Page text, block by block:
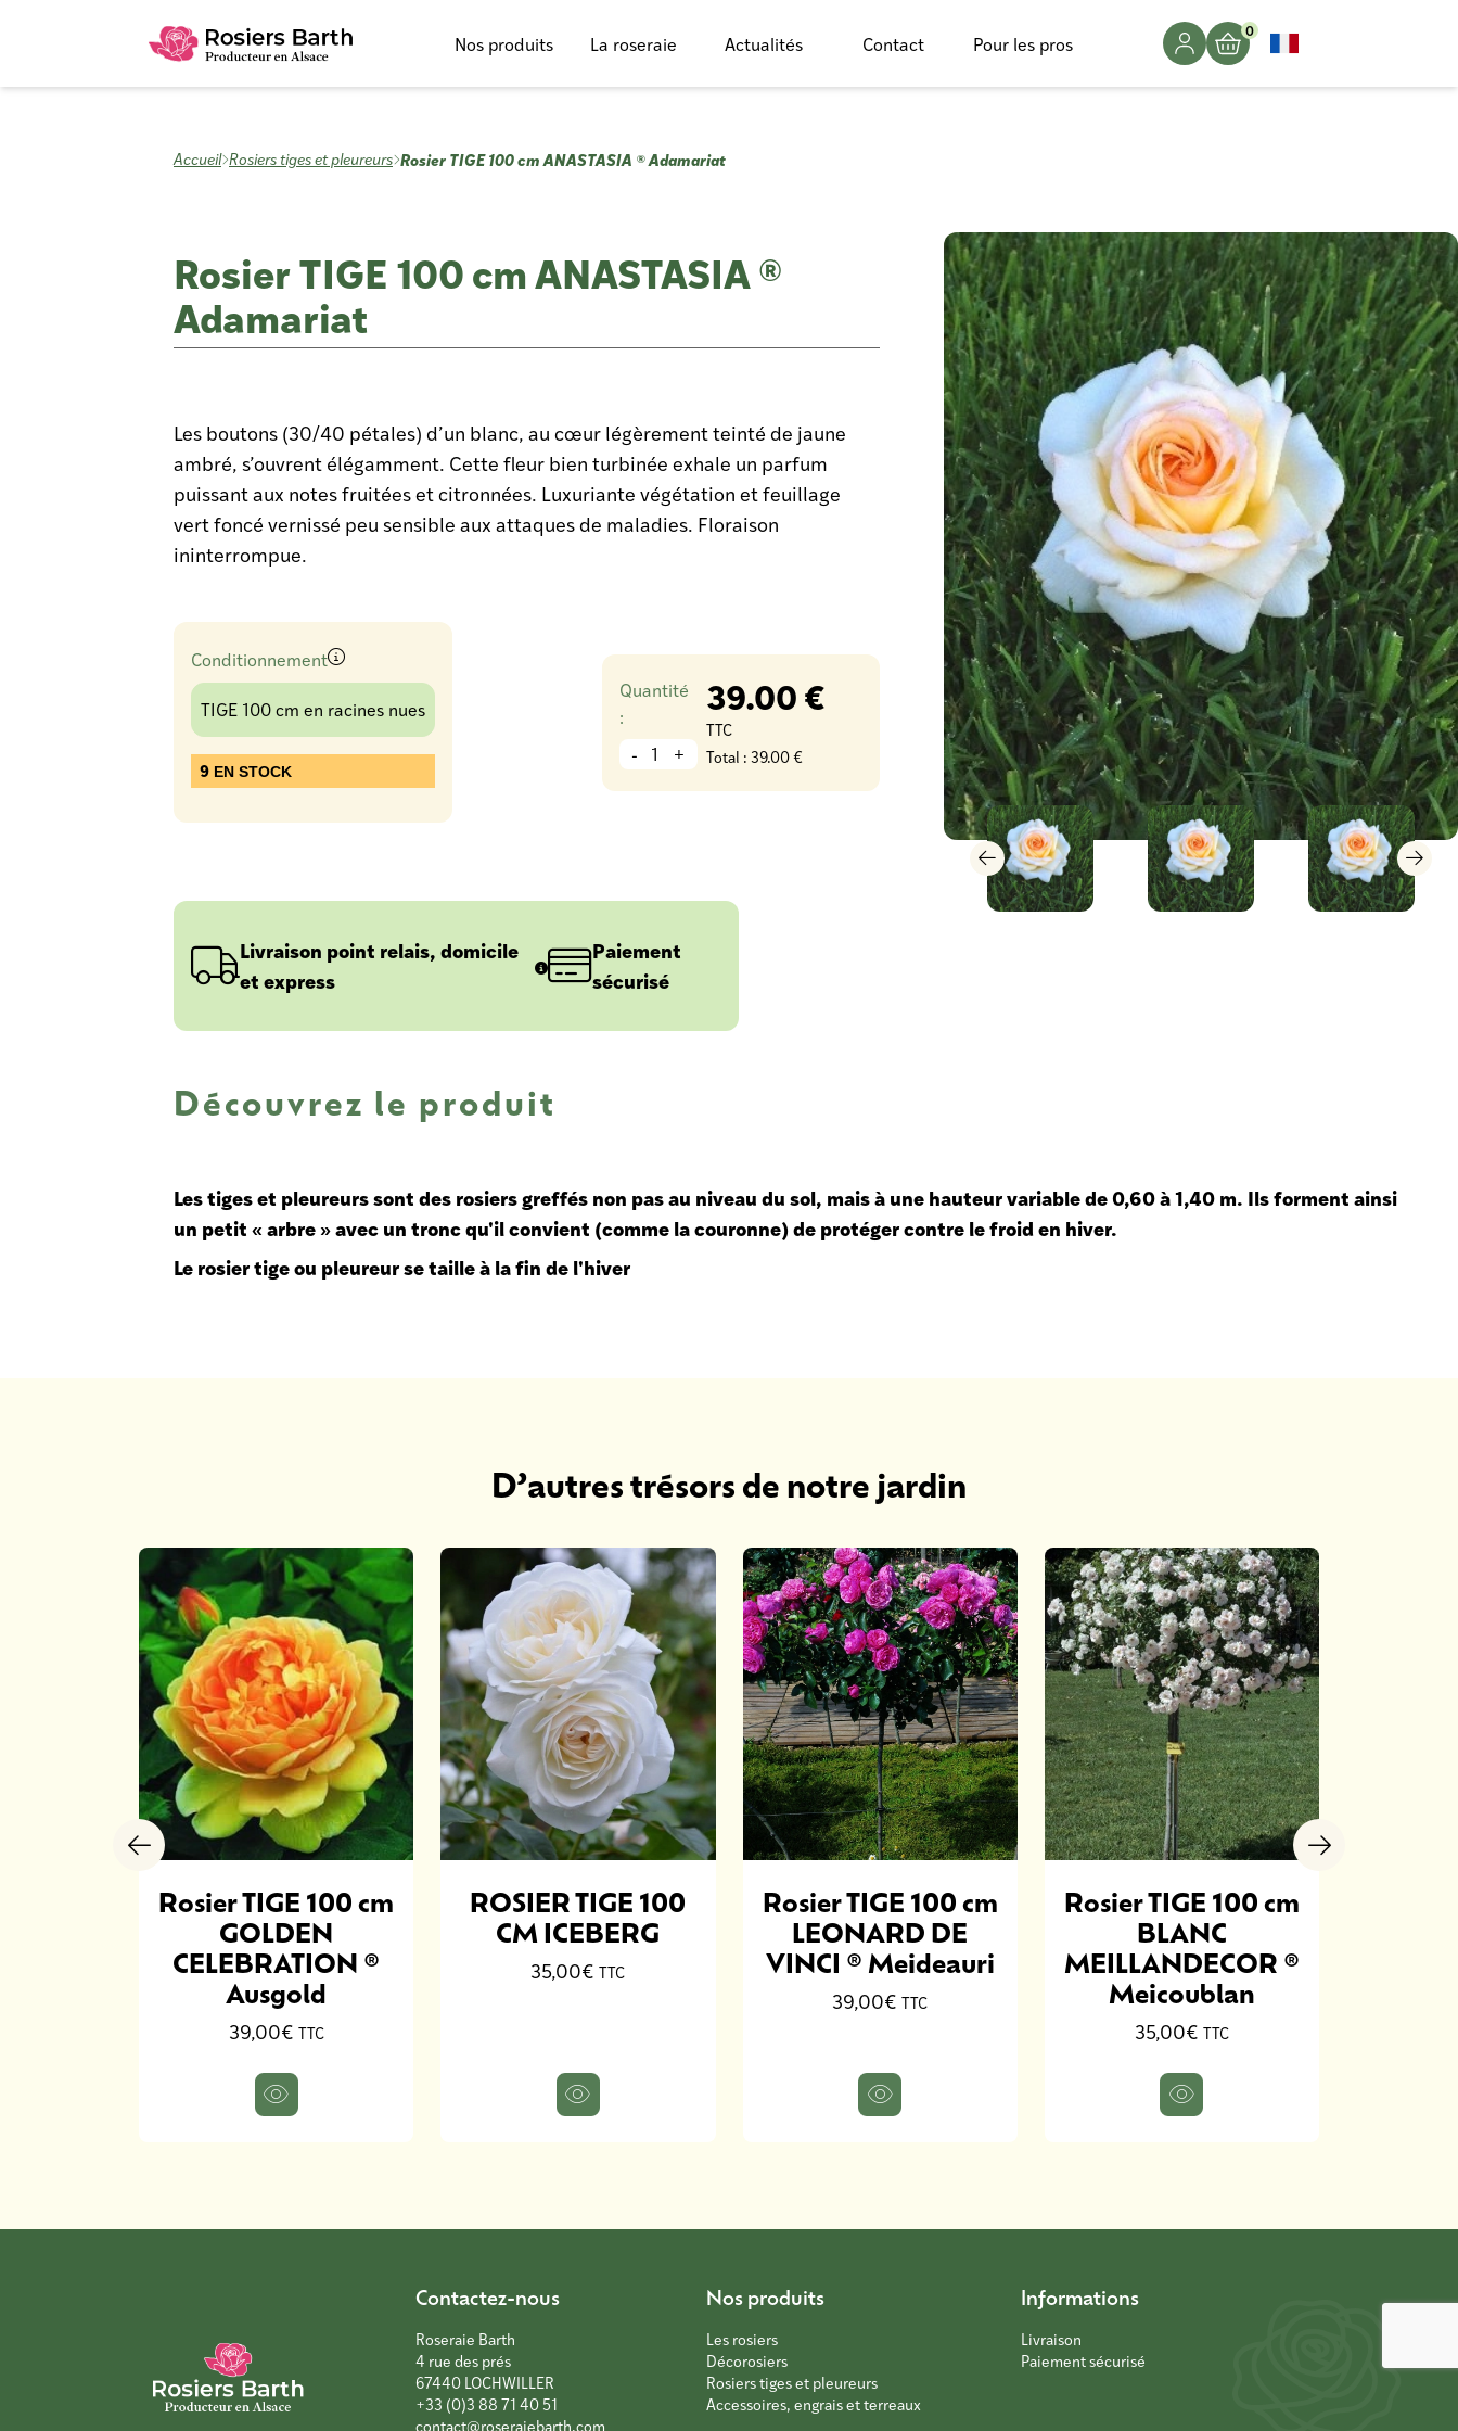
Nos produits La roseraie Actualités Contact Pour les pros
0
Accueil Rosiers tiges et pleureurs Rosier TIGE 100 cm ANASTASIA ® Adamariat
Rosier TIGE 100 cm ANASTASIA ®
Adamariat
Les boutons (30/40 pétales) d’un blanc, au cœur légèrement teinté de jaune
ambré, s’ouvrent élégamment. Cette fleur bien turbinée exhale un parfum
puissant aux notes fruitées et citronnées. Luxuriante végétation et feuillage
vert foncé vernissé peu sensible aux attaques de maladies. Floraison
ininterrompue.
Conditionnement
TIGE 100 cm en racines nues
9 EN STOCK
Quantité
:
- +
39.00 €
TTC
Total : 39.00 €
Livraison point relais, domicile
et express
Paiement
sécurisé
Découvrez le produit
Les tiges et pleureurs sont des rosiers greffés non pas au niveau du sol, mais à une hauteur variable de 0,60 à 1,40 m. Ils forment ainsi
un petit « arbre » avec un tronc qu'il convient (comme la couronne) de protéger contre le froid en hiver.
Le rosier tige ou pleureur se taille à la fin de l'hiver
D’autres trésors de notre jardin
Rosier TIGE 100 cm
GOLDEN
CELEBRATION ®
Ausgold
39,00€ TTC
ROSIER TIGE 100
CM ICEBERG
35,00€TTC
Rosier TIGE 100 cm
LEONARD DE
VINCI ® Meideauri
39,00€TTC
Rosier TIGE 100 cm
BLANC
MEILLANDECOR ®
Meicoublan
35,00€ TTC
Contactez-nous
Roseraie Barth
4 rue des prés
67440 LOCHWILLER
+33 (0)3 88 71 40 51
contact@roseraiebarth.com
Nos produits
Les rosiers
Décorosiers
Rosiers tiges et pleureurs
Accessoires, engrais et terreaux
Informations
Livraison
Paiement sécurisé